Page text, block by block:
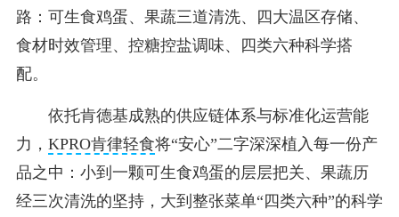
路：可生食鸡蛋、果蔬三道清洗、四大温区存储、
食材时效管理、控糖控盐调味、四类六种科学搭
配。
依托肯德基成熟的供应链体系与标准化运营能
力， KPRO肯律轻食将“安心”二字深深植入每一份产
品之中：小到一颗可生食鸡蛋的层层把关、果蔬历
经三次清洗的坚持，大到整张菜单“四类六种”的科学